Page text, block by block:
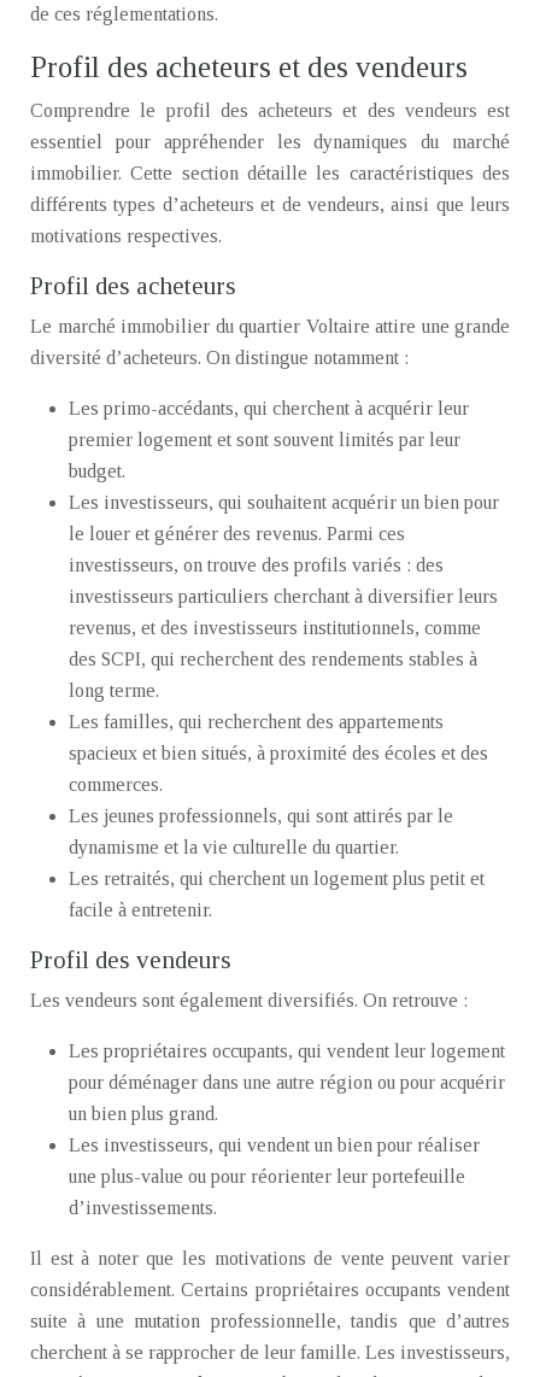
de ces réglementations.
Profil des acheteurs et des vendeurs
Comprendre le profil des acheteurs et des vendeurs est
essentiel pour appréhender les dynamiques du marché
immobilier. Cette section détaille les caractéristiques des
différents types d’acheteurs et de vendeurs, ainsi que leurs
motivations respectives.
Profil des acheteurs
Le marché immobilier du quartier Voltaire attire une grande
diversité d’acheteurs. On distingue notamment :
Les primo-accédants, qui cherchent à acquérir leur
premier logement et sont souvent limités par leur
budget.
Les investisseurs, qui souhaitent acquérir un bien pour
le louer et générer des revenus. Parmi ces
investisseurs, on trouve des profils variés : des
investisseurs particuliers cherchant à diversifier leurs
revenus, et des investisseurs institutionnels, comme
des SCPI, qui recherchent des rendements stables à
long terme.
Les familles, qui recherchent des appartements
spacieux et bien situés, à proximité des écoles et des
commerces.
Les jeunes professionnels, qui sont attirés par le
dynamisme et la vie culturelle du quartier.
Les retraités, qui cherchent un logement plus petit et
facile à entretenir.
Profil des vendeurs
Les vendeurs sont également diversifiés. On retrouve :
Les propriétaires occupants, qui vendent leur logement
pour déménager dans une autre région ou pour acquérir
un bien plus grand.
Les investisseurs, qui vendent un bien pour réaliser
une plus-value ou pour réorienter leur portefeuille
d’investissements.
Il est à noter que les motivations de vente peuvent varier
considérablement. Certains propriétaires occupants vendent
suite à une mutation professionnelle, tandis que d’autres
cherchent à se rapprocher de leur famille. Les investisseurs,